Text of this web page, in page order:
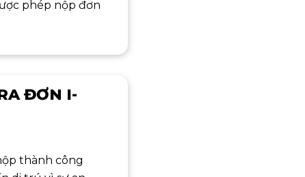
phép nộp đơn
ĐƠN I-
thành công